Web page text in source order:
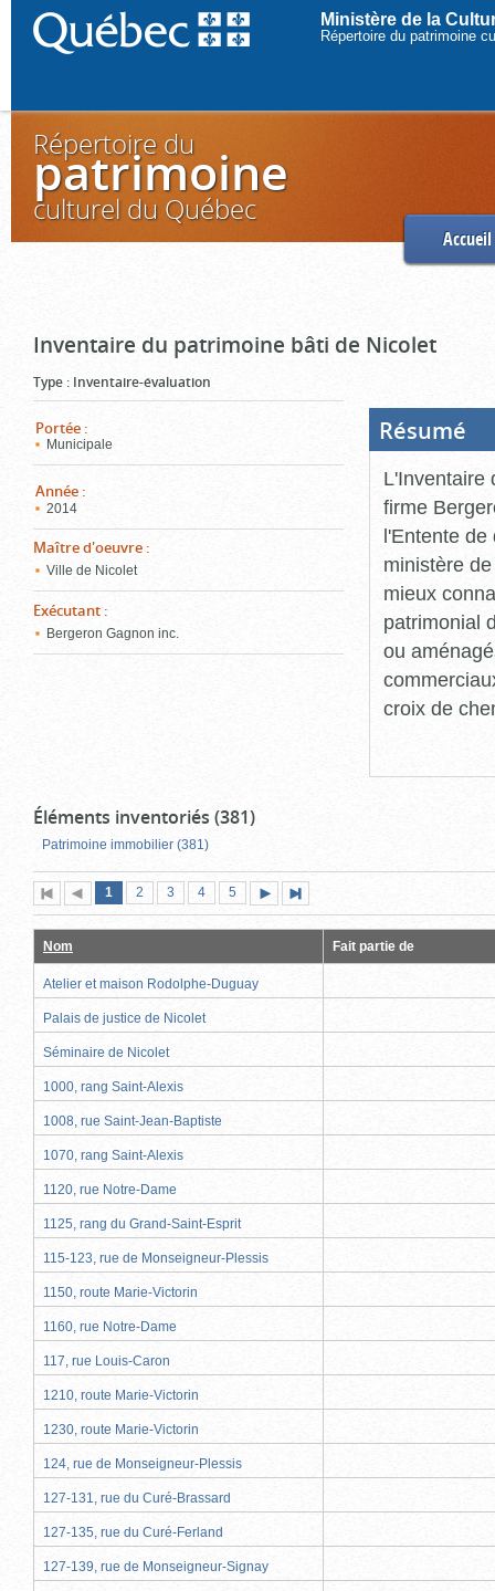
Ministère de la
Répertoire du patrimoine
Répertoire du
patrimoine
culturel du Québec
Accueil
Inventaire du patrimoine bâti de Nicolet
Type : Inventaire-évaluation
Portée :
Municipale
Année :
2014
Maître d'oeuvre :
Ville de Nicolet
Exécutant :
Bergeron Gagnon inc.
Résumé
L'Inventaire
firme
l'Entente de
ministère
mieux
patrimonial
ou
croix de
Éléments inventoriés (381)
Patrimoine immobilier (381)
Première
page
Page
précédente
Page
1 (page
actuelle)
Page
2 Page
3 Page
4 Page
5
suivante
page
Nom Fait partie de
Atelier et maison Rodolphe-Duguay
Palais de justice de Nicolet
Séminaire de Nicolet
1000, rang Saint-Alexis
1008, rue Saint-Jean-Baptiste
1070, rang Saint-Alexis
1120, rue Notre-Dame
1125, rang du Grand-Saint-Esprit
115-123, rue de Monseigneur-Plessis
1150, route Marie-Victorin
1160, rue Notre-Dame
117, rue Louis-Caron
1210, route Marie-Victorin
1230, route Marie-Victorin
124, rue de Monseigneur-Plessis
127-131, rue du Curé-Brassard
127-135, rue du Curé-Ferland
127-139, rue de Monseigneur-Signay